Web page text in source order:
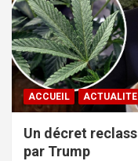
ACCUEIL ACTUALITE
Un décret
par Trump